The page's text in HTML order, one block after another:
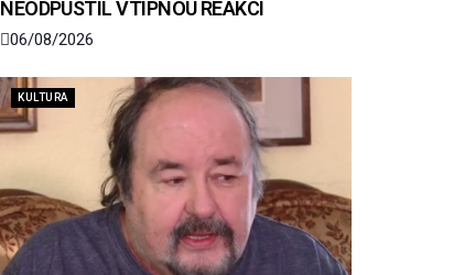
NEODPUSTIL VTIPNOU REAKCI
06/08/2026
KULTURA